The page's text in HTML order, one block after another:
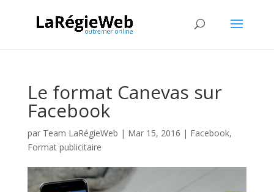
Le format Canevas sur
Facebook
par Team LaRégieWeb | Mar 15, 2016 | Facebook,
Format publicitaire